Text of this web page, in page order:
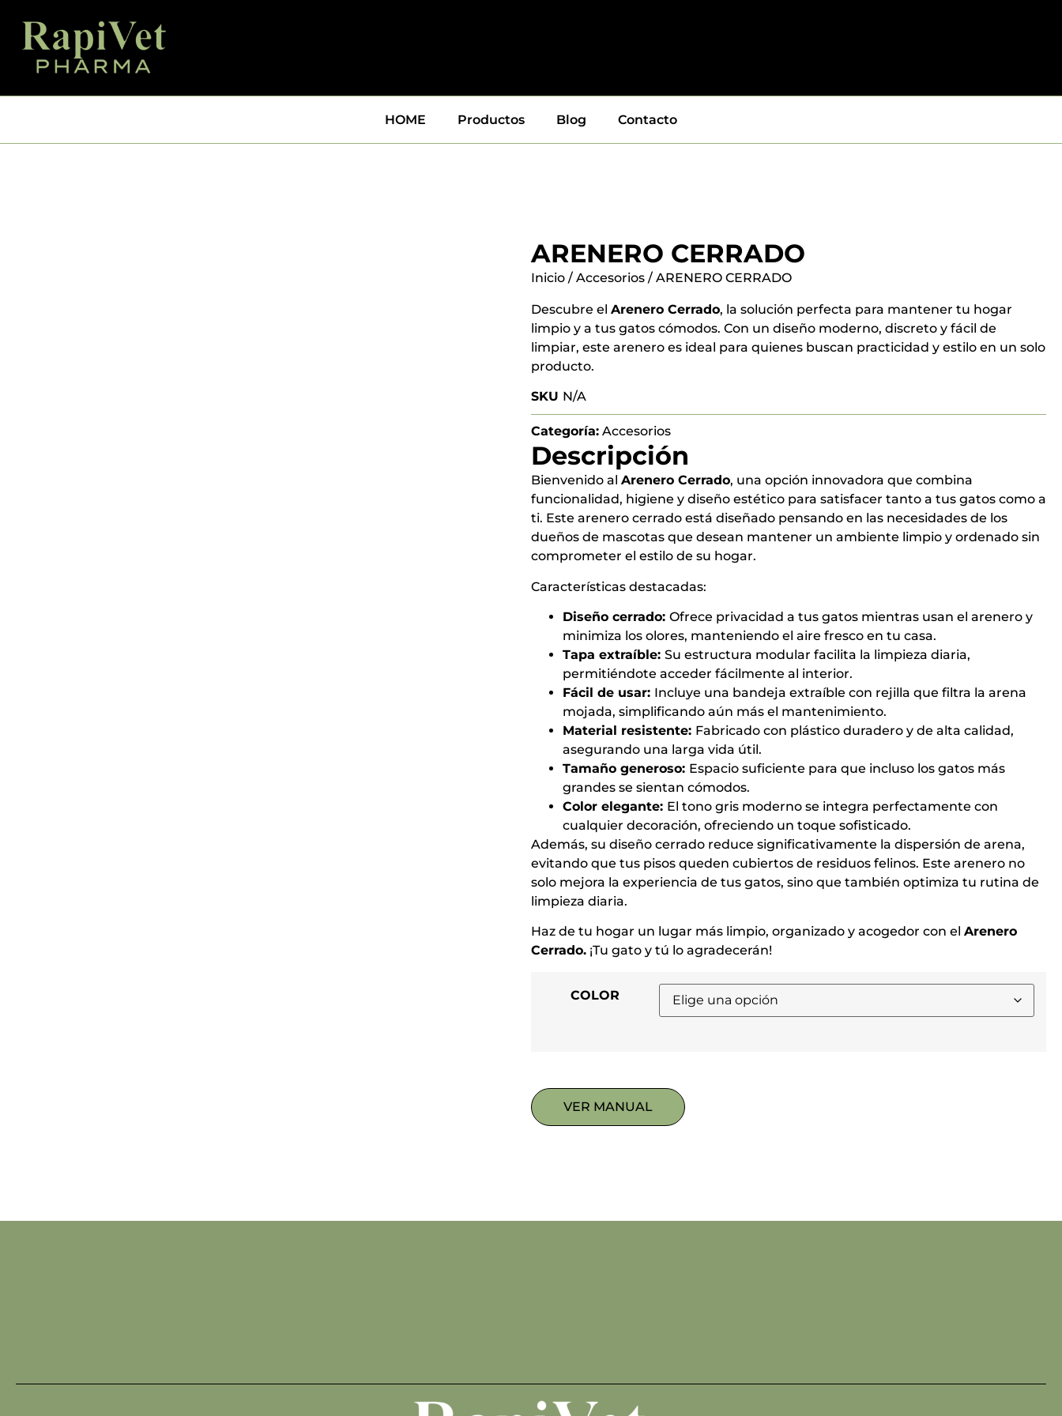
HOME Productos Blog Contacto
ARENERO CERRADO
Inicio / Accesorios / ARENERO CERRADO
Descubre el Arenero Cerrado, la solución perfecta para mantener tu hogar
limpio y a tus gatos cómodos. Con un diseño moderno, discreto y fácil de
limpiar, este arenero es ideal para quienes buscan practicidad y estilo en un solo
producto.
SKU N/A
Categoría: Accesorios
Descripción
Bienvenido al Arenero Cerrado, una opción innovadora que combina
funcionalidad, higiene y diseño estético para satisfacer tanto a tus gatos como a
ti. Este arenero cerrado está diseñado pensando en las necesidades de los
dueños de mascotas que desean mantener un ambiente limpio y ordenado sin
comprometer el estilo de su hogar.
Características destacadas:
Diseño cerrado: Ofrece privacidad a tus gatos mientras usan el arenero y
minimiza los olores, manteniendo el aire fresco en tu casa.
Tapa extraíble: Su estructura modular facilita la limpieza diaria,
permitiéndote acceder fácilmente al interior.
Fácil de usar: Incluye una bandeja extraíble con rejilla que filtra la arena
mojada, simplificando aún más el mantenimiento.
Material resistente: Fabricado con plástico duradero y de alta calidad,
asegurando una larga vida útil.
Tamaño generoso: Espacio suficiente para que incluso los gatos más
grandes se sientan cómodos.
Color elegante: El tono gris moderno se integra perfectamente con
cualquier decoración, ofreciendo un toque sofisticado.
Además, su diseño cerrado reduce significativamente la dispersión de arena,
evitando que tus pisos queden cubiertos de residuos felinos. Este arenero no
solo mejora la experiencia de tus gatos, sino que también optimiza tu rutina de
limpieza diaria.
Haz de tu hogar un lugar más limpio, organizado y acogedor con el Arenero
Cerrado. ¡Tu gato y tú lo agradecerán!
COLOR
VER MANUAL